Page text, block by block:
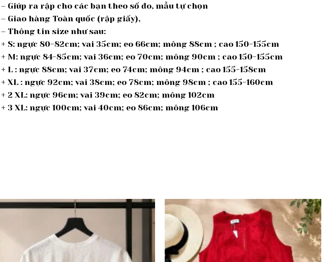
– Giúp ra rập cho các bạn theo số đo, mẫu tự chọn
– Giao hàng Toàn quốc (rập giấy),
– Thông tin size như sau:
+ S: ngực 80-82cm; vai 35cm; eo 66cm; mông 88cm ; cao 150-155cm
+ M: ngực 84-85cm; vai 36cm; eo 70cm; mông 90cm ; cao 150-155cm
+ L : ngực 88cm; vai 37cm; eo 74cm; mông 94cm ; cao 155-158cm
+ XL : ngực 92cm; vai 38cm; eo 78cm; mông 98cm ; cao 155-160cm
+ 2 XL: ngực 96cm; vai 39cm; eo 82cm; mông 102cm
+ 3 XL: ngực 100cm; vai 40cm; eo 86cm; mông 106cm
Add to
wishlist